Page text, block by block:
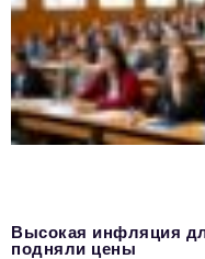
Высокая инфляция
подняли цены